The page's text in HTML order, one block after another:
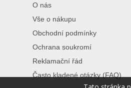
O nás
Vše o nákupu
Obchodní podmínky
Ochrana soukromí
Reklamační řád
Často kladené otázky (FAQ)